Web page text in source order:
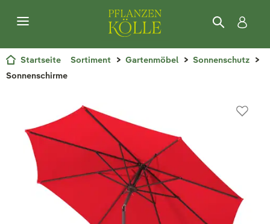
Startseite Sortiment Gartenmöbel
Sonnenschutz
Sonnenschirme